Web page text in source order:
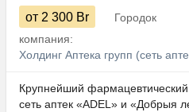
от 2 300 Br
Городок
компания:
Холдинг Аптека групп (сеть
Крупнейший фармацевтический
сеть аптек «ADEL» и «Добрыя